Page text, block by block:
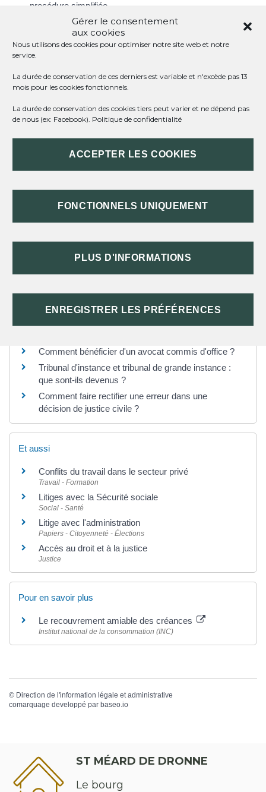
Gérer le consentement
aux cookies
Nous utilisons des cookies pour optimiser notre site web et notre
service.
La durée de conservation de ces derniers est variable et n'excède pas 13
mois pour les cookies fonctionnels.
La durée de conservation des cookies tiers peut varier et ne dépend pas
de nous (ex: Facebook). Politique de confidentialité
ACCEPTER LES COOKIES
FONCTIONNELS UNIQUEMENT
PLUS D'INFORMATIONS
ENREGISTRER LES PRÉFÉRENCES
procédure simplifiée
Recouvrement de dette en Europe : injonction de payer et
règlement des petits litiges
Exécution d'une décision du juge civil
SERVICES EN LIGNE ET FORMULAIRES
L'avocat est-il obligatoire dans un procès civil ?
Quels sont les modes de preuve dans un procès
être exécuté en France ?
Comment agir rapidement devant le tribunal ?
Comment obtenir la copie d'un jugement ?
Comment calcule-t-on un délai dans une procédure
Comment bénéficier d'un avocat commis d'office ?
Tribunal d'instance et tribunal de grande instance :
que sont-ils devenus ?
Comment faire rectifier une erreur dans une
décision de justice civile ?
Et aussi
Conflits du travail dans le secteur privé
Travail - Formation
Litiges avec la Sécurité sociale
Social - Santé
Litige avec l'administration
Papiers - Citoyenneté - Élections
Accès au droit et à la justice
Justice
Pour en savoir plus
Le recouvrement amiable des créances
Institut national de la consommation (INC)
© Direction de l'information légale et administrative
comarquage developpé par baseo.io
ST MÉARD DE DRONNE
Le bourg